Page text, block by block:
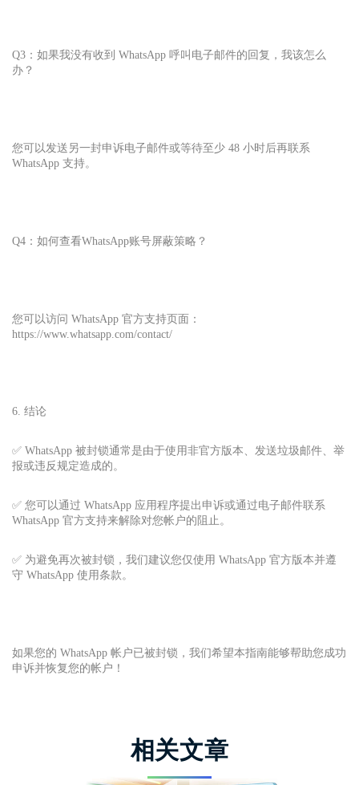
Q3：如果我没有收到 WhatsApp 呼叫电子邮件的回复，我该怎么
办？
您可以发送另一封申诉电子邮件或等待至少 48 小时后再联系
WhatsApp 支持。
Q4：如何查看WhatsApp账号屏蔽策略？
您可以访问 WhatsApp 官方支持页面：
https://www.whatsapp.com/contact/
6. 结论
✅ WhatsApp 被封锁通常是由于使用非官方版本、发送垃圾邮件、举
报或违反规定造成的。
✅ 您可以通过 WhatsApp 应用程序提出申诉或通过电子邮件联系
WhatsApp 官方支持来解除对您帐户的阻止。
✅ 为避免再次被封锁，我们建议您仅使用 WhatsApp 官方版本并遵
守 WhatsApp 使用条款。
如果您的 WhatsApp 帐户已被封锁，我们希望本指南能够帮助您成功
申诉并恢复您的帐户！
相关文章